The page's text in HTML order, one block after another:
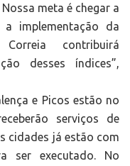
meta é chegar a
implementação da
contribuirá
desses índices”,
e Picos estão no
serviços de
cidades já estão com
ser executado. No